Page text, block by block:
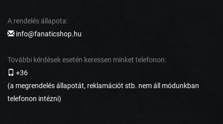
A rendelés állapota:
info@fanaticshop.hu
További kérdések esetén keressen minket telefonon:
+36
(a megrendelés állapotát, reklamációt stb. nem áll módunkban
telefonon intézni)